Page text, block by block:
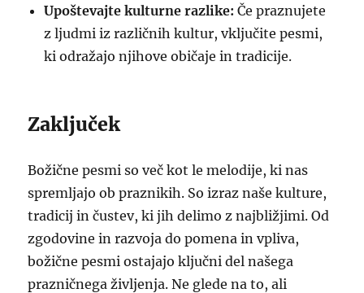
Upoštevajte kulturne razlike: Če praznujete
z ljudmi iz različnih kultur, vključite pesmi,
ki odražajo njihove običaje in tradicije.
Zaključek
Božične pesmi so več kot le melodije, ki nas
spremljajo ob praznikih. So izraz naše kulture,
tradicij in čustev, ki jih delimo z najbližjimi. Od
zgodovine in razvoja do pomena in vpliva,
božične pesmi ostajajo ključni del našega
prazničnega življenja. Ne glede na to, ali